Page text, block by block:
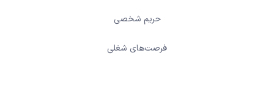
حریم شخصی
فرصت‌های شغلی